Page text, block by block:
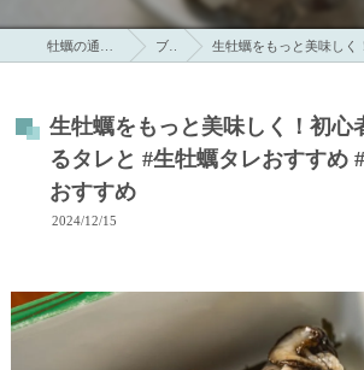
ブログ 生牡蠣をもっと美味しく！初心者でも簡単に作れるタ
生牡蠣をもっと美味しく！初心
るタレと #生牡蠣タレおすすめ
おすすめ
2024/12/15